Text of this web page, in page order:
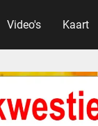
Video's Kaart